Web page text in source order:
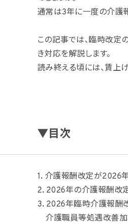
通常は3年に一度の介護
この記事では、臨時改定
き対応を解説します。
読み終える頃には、賃上
▼目次
1．介護報酬改定が2026
2．2026年の介護報酬改
3．2026年臨時介護報酬
介護職員等処遇改善